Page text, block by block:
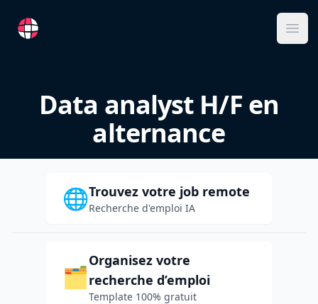
RemoteFR
Data analyst H/F en
alternance
🌐Trouvez votre job remote
Recherche d'emploi IA
🗂️
Organisez votre
recherche d’emploi
Template 100% gratuit